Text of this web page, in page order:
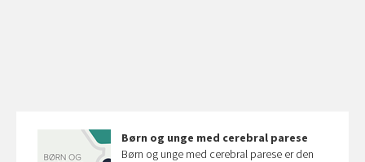
Børn og unge med cerebral parese
Børn og unge med cerebral parese er den